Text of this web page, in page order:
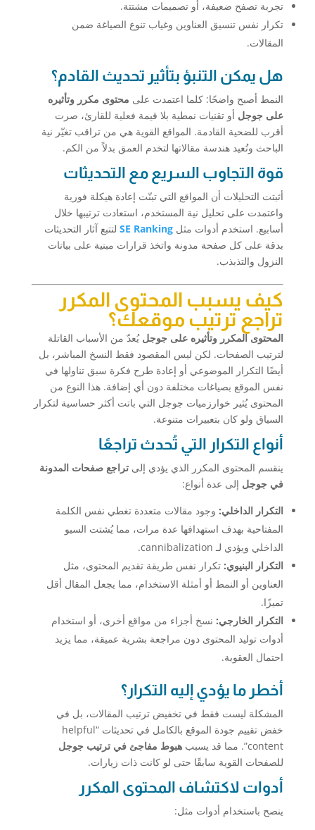
تجربة تصفح ضعيفة، أو تصميمات مشتتة.
تكرار نفس تنسيق العناوين وغياب تنوع الصياغة ضمن
المقالات.
هل يمكن التنبؤ بتأثير تحديث القادم؟
النمط أصبح واضحًا: كلما اعتمدت على محتوى مكرر وتأثيره
على جوجل أو تقنيات نمطية بلا قيمة فعلية للقارئ، صرت
أقرب للضحية القادمة. المواقع القوية هي من تراقب تغيّر نية
الباحث وتُعيد هندسة مقالاتها لتخدم العمق بدلاً من الكم.
قوة التجاوب السريع مع التحديثات
أثبتت التحليلات أن المواقع التي تبنّت إعادة هيكلة فورية
واعتمدت على تحليل نية المستخدم، استعادت ترتيبها خلال
أسابيع. استخدم أدوات مثل SE Rankingلتتبع آثار التحديثات
بدقة على كل صفحة مدونة واتخذ قرارات مبنية على بيانات
النزول والتذبذب.
كيف يسبب المحتوى المكرر
تراجع ترتيب موقعك؟
المحتوى المكرر وتأثيره على جوجل يُعدّ من الأسباب القاتلة
لترتيب الصفحات. لكن ليس المقصود فقط النسخ المباشر، بل
أيضًا التكرار الموضوعي أو إعادة طرح فكرة سبق تناولها في
نفس الموقع بصياغات مختلفة دون أي إضافة. هذا النوع من
المحتوى يُثير خوارزميات جوجل التي باتت أكثر حساسية لتكرار
السياق ولو كان بتعبيرات متنوعة.
أنواع التكرار التي تُحدث تراجعًا
ينقسم المحتوى المكرر الذي يؤدي إلى تراجع صفحات المدونة
في جوجل إلى عدة أنواع:
التكرار الداخلي: وجود مقالات متعددة تغطي نفس الكلمة
المفتاحية بهدف استهدافها عدة مرات، مما يُشتت السيو
الداخلي ويؤدي لـ cannibalization.
التكرار البنيوي: تكرار نفس طريقة تقديم المحتوى، مثل
العناوين أو النمط أو أمثلة الاستخدام، مما يجعل المقال أقل
تميزًا.
التكرار الخارجي: نسخ أجزاء من مواقع أخرى، أو استخدام
أدوات توليد المحتوى دون مراجعة بشرية عميقة، مما يزيد
احتمال العقوبة.
أخطر ما يؤدي إليه التكرار؟
المشكلة ليست فقط في تخفيض ترتيب المقالات، بل في
خفض تقييم جودة الموقع بالكامل في تحديثات “helpful
content”. مما قد يسبب
هبوط مفاجئ في ترتيب جوجل
للصفحات القوية سابقًا حتى لو كانت ذات زيارات.
أدوات لاكتشاف المحتوى المكرر
ينصح باستخدام أدوات مثل: